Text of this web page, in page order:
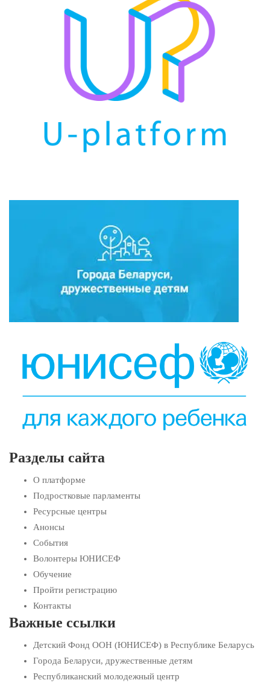
Разделы сайта
О платформе
Подростковые парламенты
Ресурсные центры
Анонсы
События
Волонтеры ЮНИСЕФ
Обучение
Пройти регистрацию
Контакты
Важные ссылки
Детский Фонд ООН (ЮНИСЕФ) в Республике Беларусь
Города Беларуси, дружественные детям
Республиканский молодежный центр